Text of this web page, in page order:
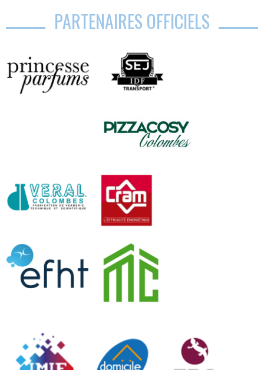
PARTENAIRES OFFICIELS